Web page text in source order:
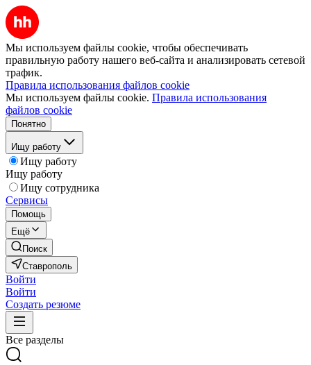
Мы используем файлы cookie, чтобы обеспечивать
правильную работу нашего веб-сайта и анализировать сетевой
трафик.
Правила использования файлов cookie
Мы используем файлы cookie. Правила использования
файлов cookie
Понятно
Ищу работу
Ищу работу
Ищу работу
Ищу сотрудника
Сервисы
Помощь
Ещё
Поиск
Ставрополь
Войти
Войти
Создать резюме
Все разделы